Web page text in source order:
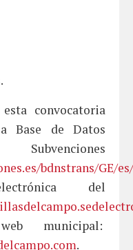
convocatoria
Base de Datos
bdnstrans/GE/
del
municipal:
.